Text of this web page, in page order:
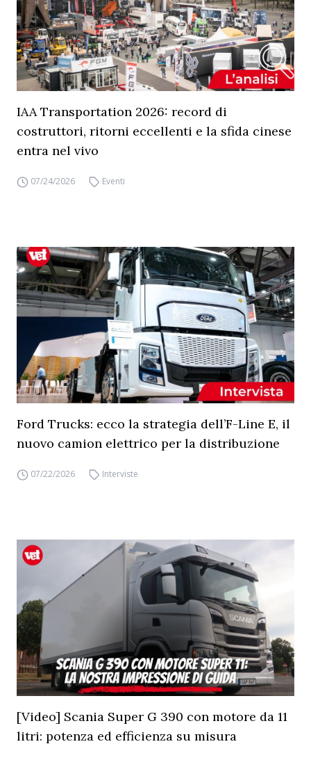
IAA Transportation 2026: record di
costruttori, ritorni eccellenti e la sfida cinese
entra nel vivo
07/24/2026 Eventi
Ford Trucks: ecco la strategia dell’F-Line E, il
nuovo camion elettrico per la distribuzione
07/22/2026 Interviste
[Video] Scania Super G 390 con motore da 11
litri: potenza ed efficienza su misura